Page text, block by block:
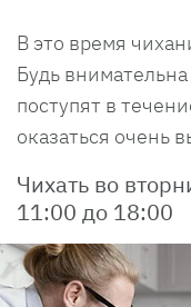
В это время
Будь
поступят в
оказаться очень
Чихать во
11:00 до 18:00